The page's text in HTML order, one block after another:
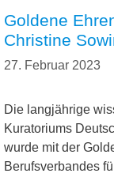
Goldene
Christine
27. Februar 2023
Die langjährige
Kuratoriums
wurde mit der
Berufsverbandes